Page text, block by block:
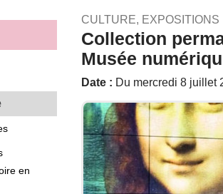
en
CULTURE, EXPOSITIONS
Collection
Musée
Date : Du mercredi 8 juillet